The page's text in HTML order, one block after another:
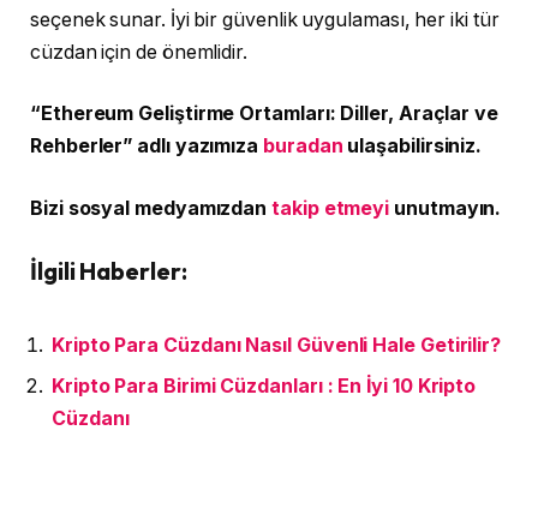
seçenek sunar. İyi bir güvenlik uygulaması, her iki tür
cüzdan için de önemlidir.
“Ethereum Geliştirme Ortamları: Diller, Araçlar ve
Rehberler” adlı yazımıza buradan ulaşabilirsiniz.
Bizi sosyal medyamızdantakip etmeyi unutmayın.
İlgili Haberler:
Kripto Para Cüzdanı Nasıl Güvenli Hale Getirilir?
Kripto Para Birimi Cüzdanları : En İyi 10 Kripto
Cüzdanı